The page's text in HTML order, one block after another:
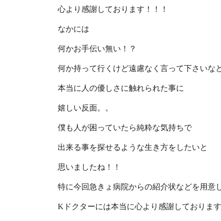
心より感謝しております！！！
なかには
何かお手伝い無い！？
何か持って行くけど遠慮なく言って下さいな
本当に人の優しさに触れられた事に
嬉しい反面。。
僕も人が困っていたら純粋な気持ちで
出来る事を探せるような生き方をしたいと
思いましたね！！
特に今回急きょ病院からの紹介状などを用意
Kドクターには本当に心より感謝しております